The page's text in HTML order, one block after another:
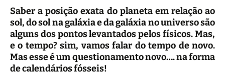
Saber a posição exata do planeta em relação ao
sol, do sol na galáxia e da galáxia no universo são
alguns dos pontos levantados pelos físicos. Mas,
e o tempo? sim, vamos falar do tempo de novo.
Mas esse é um questionamento novo…. na forma
de calendários fósseis!